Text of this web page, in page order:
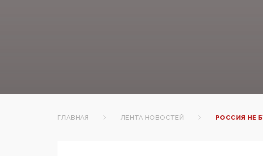
ГЛАВНАЯ ЛЕНТА НОВОСТЕЙ РОССИЯ НЕ